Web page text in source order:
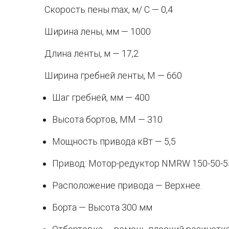
Скорость пены mах, м/ С — 0,4
Ширина лены, мм — 1000
Длина ленты, м — 17,2
Ширина гребней ленты, М — 660
Шаг гребней, мм — 400
Высота бортов, MM — 310
Мощность привода кВт — 5,5
Привод: Мотор-редуктор NMRW 150-50-
Расположение привода — Верхнее.
Борта — Высота 300 мм